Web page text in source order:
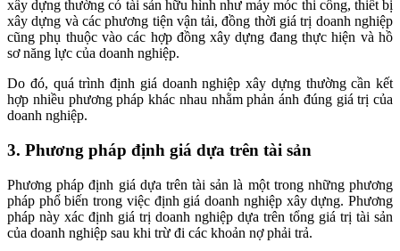
xây dựng thường có tài sản hữu hình như máy móc thi công, thiết bị
xây dựng và các phương tiện vận tải, đồng thời giá trị doanh nghiệp
cũng phụ thuộc vào các hợp đồng xây dựng đang thực hiện và hồ
sơ năng lực của doanh nghiệp.
Do đó, quá trình định giá doanh nghiệp xây dựng thường cần kết
hợp nhiều phương pháp khác nhau nhằm phản ánh đúng giá trị của
doanh nghiệp.
3. Phương pháp định giá dựa trên tài sản
Phương pháp định giá dựa trên tài sản là một trong những phương
pháp phổ biến trong việc định giá doanh nghiệp xây dựng. Phương
pháp này xác định giá trị doanh nghiệp dựa trên tổng giá trị tài sản
của doanh nghiệp sau khi trừ đi các khoản nợ phải trả.